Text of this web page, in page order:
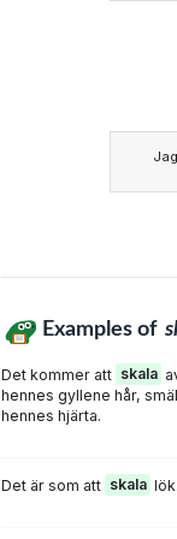
Jag
Examples of
Det kommer att skala
hennes gyllene hår,
hennes hjärta.
Det är som att skala